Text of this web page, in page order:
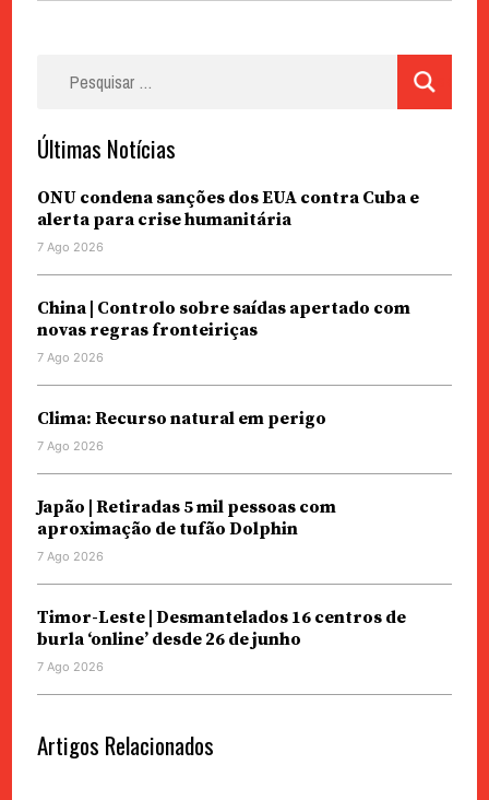
Últimas Notícias
ONU condena sanções dos EUA contra Cuba e
alerta para crise humanitária
7 Ago 2026
China | Controlo sobre saídas apertado com
novas regras fronteiriças
7 Ago 2026
Clima: Recurso natural em perigo
7 Ago 2026
Japão | Retiradas 5 mil pessoas com
aproximação de tufão Dolphin
7 Ago 2026
Timor-Leste | Desmantelados 16 centros de
burla ‘online’ desde 26 de junho
7 Ago 2026
Artigos Relacionados